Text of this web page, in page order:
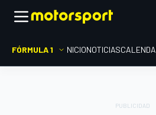
FÓRMULA 1 INICIONOTICIAS